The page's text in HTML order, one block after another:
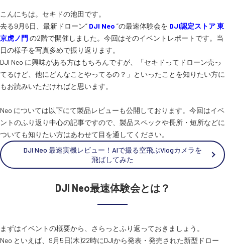
SEKIDO 会社概要
こんにちは。セキドの池田です。
去る9月6日、最新ドローン” DJI Neo ”の最速体験会を DJI認定ストア 東
京虎ノ門 の2階で開催しました。今回はそのイベントレポートです。当
日の様子を写真多めで振り返ります。
DJI Neo に興味がある方はもちろんですが、「セキドってドローン売っ
てるけど、他にどんなことやってるの？」といったことを知りたい方に
もお読みいただければと思います。
Neo については以下にて製品レビューも公開しております。今回はイベ
ントのふり返り中心の記事ですので、製品スペックや長所・短所などに
ついても知りたい方はあわせて目を通してください。
DJI Neo 最速実機レビュー！AIで撮る空飛ぶVlogカメラを
飛ばしてみた
DJI Neo最速体験会とは？
まずはイベントの概要から、さらっとふり返っておきましょう。
Neo といえば、9月5日(木)22時にDJIから発表・発売された新型ドロー